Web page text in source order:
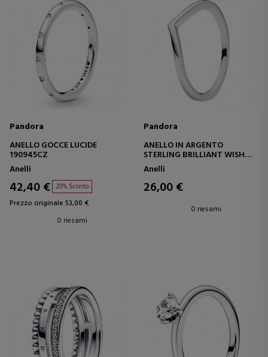
Pandora
ANELLO GOCCE LUCIDE
190945CZ
Anelli
42,40 € 20% Sconto
Prezzo originale 53,00 €
0 riesami
Pandora
ANELLO IN ARGENTO
STERLING BRILLIANT WISH
19631450
Anelli
26,00 €
0 riesami